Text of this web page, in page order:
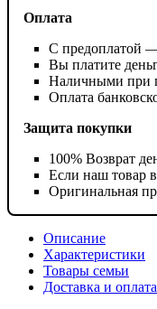
Оплата
С предоплатой
Вы платите
Наличными при
Оплата
Защита покупки
100% Возврат
Если наш товар
Оригинальная
Описание
Характеристики
Товары семьи
Доставка и оплата